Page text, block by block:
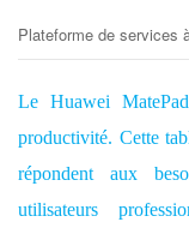
Plateforme de services
Le Huawei
productivité. Cette
répondent aux
utilisateurs